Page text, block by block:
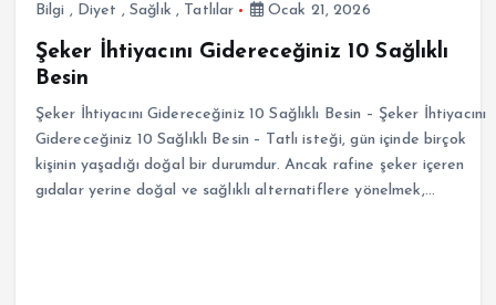
Bilgi , Diyet , Sağlık , Tatlılar Ocak 21, 2026
Şeker İhtiyacını Gidereceğiniz 10 Sağlıklı
Besin
Şeker İhtiyacını Gidereceğiniz 10 Sağlıklı Besin – Şeker İhtiyacını
Gidereceğiniz 10 Sağlıklı Besin – Tatlı isteği, gün içinde birçok
kişinin yaşadığı doğal bir durumdur. Ancak rafine şeker içeren
gıdalar yerine doğal ve sağlıklı alternatiflere yönelmek,…